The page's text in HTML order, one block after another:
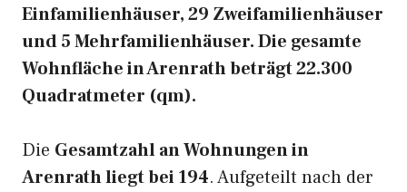
Einfamilienhäuser, 29 Zweifamilienhäuser
und 5 Mehrfamilienhäuser. Die gesamte
Wohnfläche in Arenrath beträgt 22.300
Quadratmeter (qm).
Die Gesamtzahl an Wohnungen in
Arenrath liegt bei 194. Aufgeteilt nach der